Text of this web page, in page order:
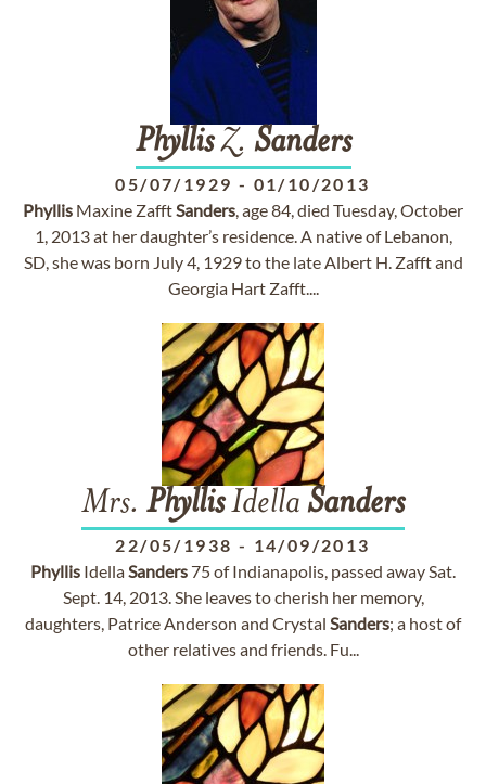
PhyllisZ. Sanders
05/07/1929 - 01/10/2013
Phyllis Maxine ZafftSanders, age 84, died Tuesday, October
1, 2013 at her daughter’s residence. A native of Lebanon,
SD, she was born July 4, 1929 to the late Albert H. Zafft and
Georgia Hart Zafft....
Mrs. PhyllisIdella Sanders
22/05/1938 - 14/09/2013
Phyllis IdellaSanders75 of Indianapolis, passed away Sat.
Sept. 14, 2013. She leaves to cherish her memory,
daughters, Patrice Anderson and Crystal Sanders; a host of
other relatives and friends. Fu...